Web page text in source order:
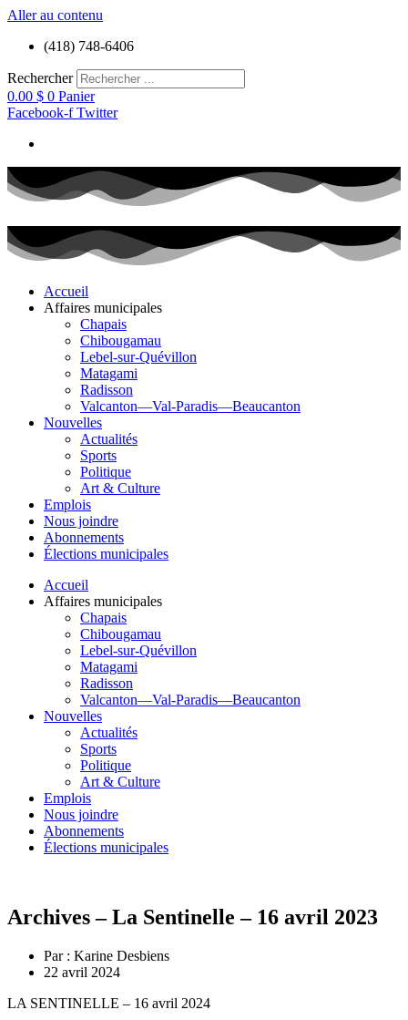
Aller au contenu
(418) 748-6406
Rechercher
0.00 $ 0 Panier
Facebook-f Twitter
Accueil
Affaires municipales
Chapais
Chibougamau
Lebel-sur-Quévillon
Matagami
Radisson
Valcanton—Val-Paradis—Beaucanton
Nouvelles
Actualités
Sports
Politique
Art & Culture
Emplois
Nous joindre
Abonnements
Élections municipales
Accueil
Affaires municipales
Chapais
Chibougamau
Lebel-sur-Quévillon
Matagami
Radisson
Valcanton—Val-Paradis—Beaucanton
Nouvelles
Actualités
Sports
Politique
Art & Culture
Emplois
Nous joindre
Abonnements
Élections municipales
Archives – La Sentinelle – 16 avril 2023
Par : Karine Desbiens
22 avril 2024
LA SENTINELLE – 16 avril 2024